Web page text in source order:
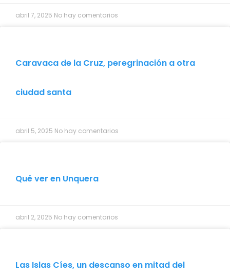
abril 7, 2025 No hay comentarios
Caravaca de la Cruz, peregrinación a otra
ciudad santa
abril 5, 2025 No hay comentarios
Qué ver en Unquera
abril 2, 2025 No hay comentarios
Las Islas Cíes, un descanso en mitad del